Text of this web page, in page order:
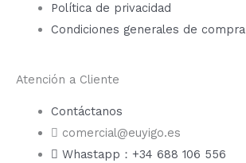
Política de privacidad
Condiciones generales de compra
Atención a Cliente
Contáctanos
comercial@euyigo.es
Whastapp：+34 688 106 556